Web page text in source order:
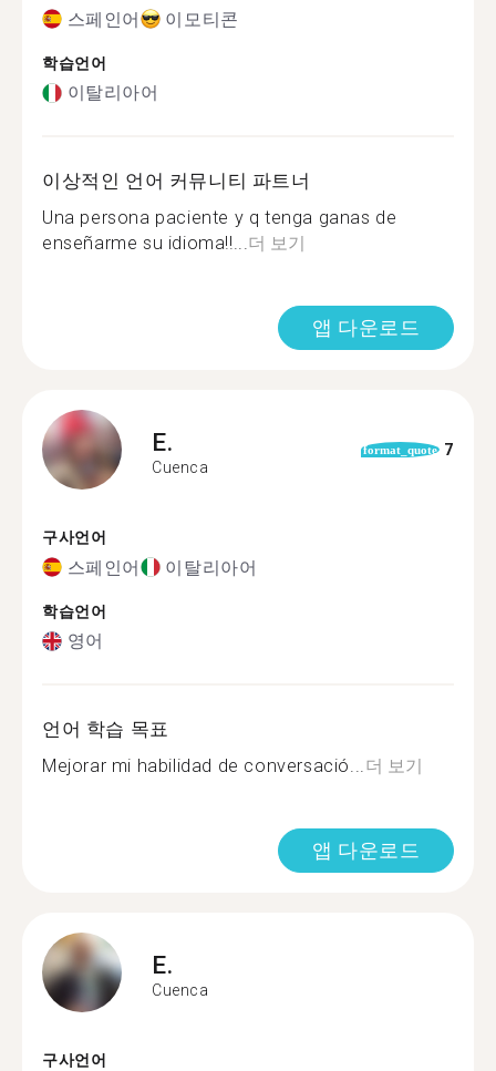
스페인어 이모티콘
학습언어
이탈리아어
이상적인 언어 커뮤니티 파트너
Una persona paciente y q tenga ganas de
enseñarme su idioma!!...더 보기
앱 다운로드
E.
Cuenca
format_quote 7
구사언어
스페인어 이탈리아어
학습언어
영어
언어 학습 목표
Mejorar mi habilidad de conversació...더 보기
앱 다운로드
E.
Cuenca
구사언어